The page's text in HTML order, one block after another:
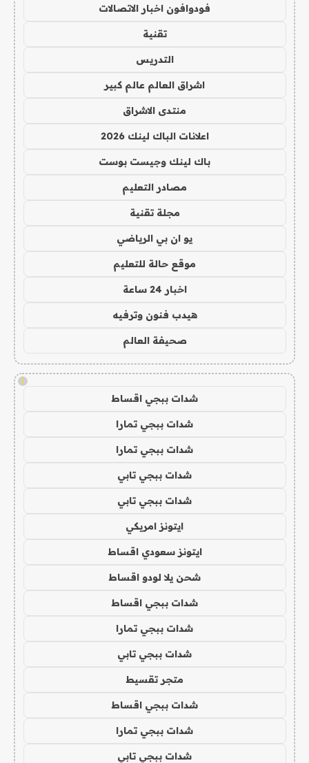
فودوافون اخبار الاتصالات
تقنية
التدريس
اشراق العالم عالم كبير
منتدى الاشراق
اعلانات الباك لينك 2026
باك لينك وجيست بوست
مصادر التعليم
مجلة تقنية
يو ان بي الرياضي
موقع حالة للتعليم
اخبار 24 ساعة
هيدب فنون وترفيه
صحيفة العالم
!
شدات ببجي اقساط
شدات ببجي تمارا
شدات ببجي تمارا
شدات ببجي تابي
شدات ببجي تابي
ايتونز امريكي
ايتونز سعودي اقساط
شحن يلا لودو اقساط
شدات ببجي اقساط
شدات ببجي تمارا
شدات ببجي تابي
متجر تقسيط
شدات ببجي اقساط
شدات ببجي تمارا
شدات ببجي تابي